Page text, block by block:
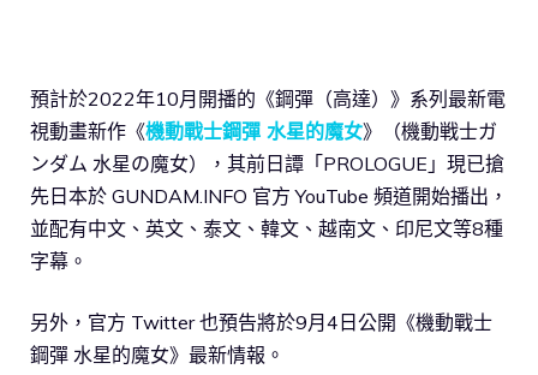
預計於2022年10月開播的《鋼彈（高達）》系列最新電
視動畫新作《機動戰士鋼彈 水星的魔女》（機動戦士ガ
ンダム 水星の魔女），其前日譚「PROLOGUE」現已搶
先日本於 GUNDAM.INFO 官方 YouTube 頻道開始播出，
並配有中文、英文、泰文、韓文、越南文、印尼文等8種
字幕。
另外，官方 Twitter 也預告將於9月4日公開《機動戰士
鋼彈 水星的魔女》最新情報。